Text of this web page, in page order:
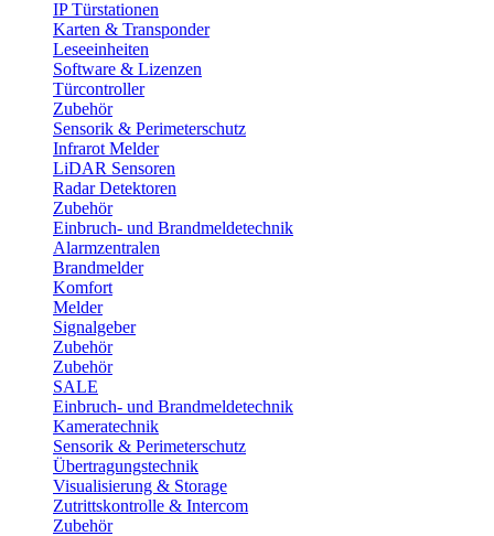
IP Türstationen
Karten & Transponder
Leseeinheiten
Software & Lizenzen
Türcontroller
Zubehör
Sensorik & Perimeterschutz
Infrarot Melder
LiDAR Sensoren
Radar Detektoren
Zubehör
Einbruch- und Brandmeldetechnik
Alarmzentralen
Brandmelder
Komfort
Melder
Signalgeber
Zubehör
Zubehör
SALE
Einbruch- und Brandmeldetechnik
Kameratechnik
Sensorik & Perimeterschutz
Übertragungstechnik
Visualisierung & Storage
Zutrittskontrolle & Intercom
Zubehör